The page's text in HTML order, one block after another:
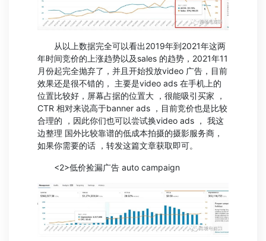
从以上数据完全可以看出2019年到2021年这两
年时间竞价的上涨趋势以及sales 的趋势，2021年11
月份起完全抛弃了，并且开始投放video 广告，目前
效果还是很不错的， 主要是video ads 在手机上的
位置比较好，屏幕占据的位置大 ，很能吸引买家 ，
CTR 相对来说高于banner ads ，目前竞价也是比较
合理的 ，因此你们也可以尝试换video ads ， 我这
边整理 国外比较靠谱的低成本拍摄的摄影服务商，
如果你需要的话 ，转发这篇文章获取即可。
<2>低价捡漏广告 auto campaign